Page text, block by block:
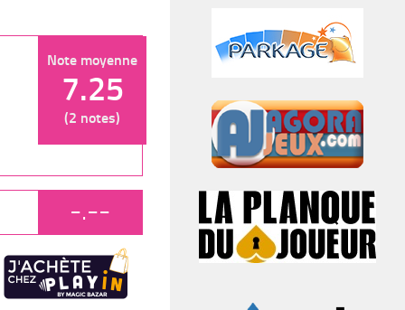
Note moyenne
7.25
(2 notes)
-.--